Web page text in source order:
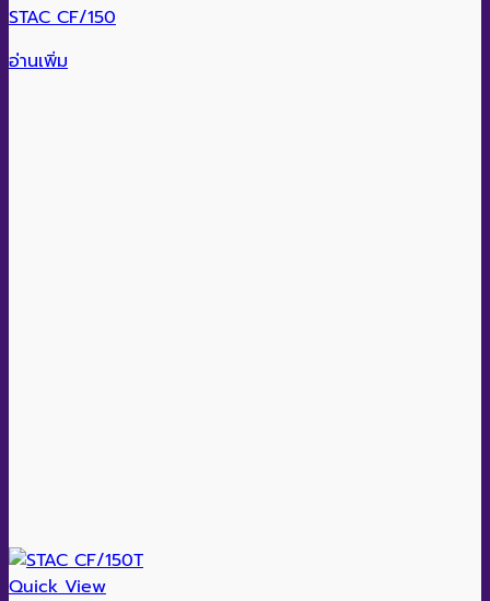
STAC CF/150
อ่านเพิ่ม
Quick View